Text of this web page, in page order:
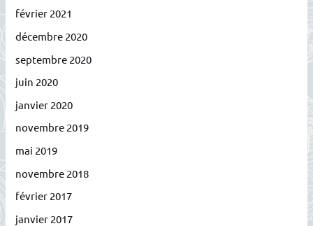
février 2021
décembre 2020
septembre 2020
juin 2020
janvier 2020
novembre 2019
mai 2019
novembre 2018
février 2017
janvier 2017